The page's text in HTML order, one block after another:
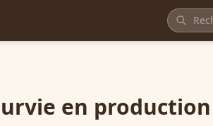
en production